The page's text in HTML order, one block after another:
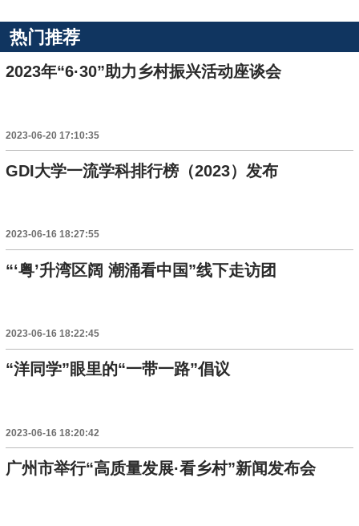
热门推荐
2023年“6·30”助力乡村振兴活动座谈会
2023-06-20 17:10:35
GDI大学一流学科排行榜（2023）发布
2023-06-16 18:27:55
“‘粤’升湾区阔 潮涌看中国”线下走访团
2023-06-16 18:22:45
“洋同学”眼里的“一带一路”倡议
2023-06-16 18:20:42
广州市举行“高质量发展·看乡村”新闻发布会